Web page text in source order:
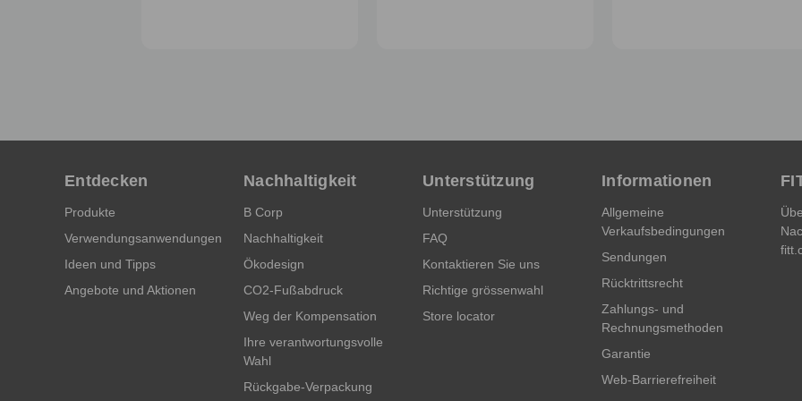
Entdecken
Produkte
Verwendungsanwendungen
Ideen und Tipps
Angebote und Aktionen
Nachhaltigkeit
B Corp
Nachhaltigkeit
Ökodesign
CO2-Fußabdruck
Weg der Kompensation
Ihre verantwortungsvolle
Wahl
Rückgabe-Verpackung
Unterstützung
Unterstützung
FAQ
Kontaktieren Sie uns
Richtige grössenwahl
Store locator
Informationen
Allgemeine
Verkaufsbedingungen
Sendungen
Rücktrittsrecht
Zahlungs- und
Rechnungsmethoden
Garantie
Web-Barrierefreiheit